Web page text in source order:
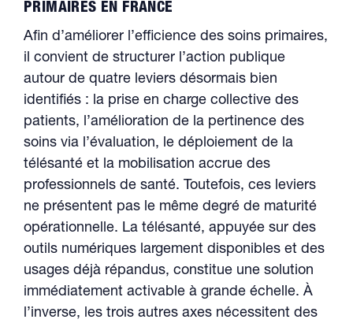
PRIMAIRES EN FRANCE
Afin d’améliorer l’efficience des soins primaires,
il convient de structurer l’action publique
autour de quatre leviers désormais bien
identifiés : la prise en charge collective des
patients, l’amélioration de la pertinence des
soins via l’évaluation, le déploiement de la
télésanté et la mobilisation accrue des
professionnels de santé. Toutefois, ces leviers
ne présentent pas le même degré de maturité
opérationnelle. La télésanté, appuyée sur des
outils numériques largement disponibles et des
usages déjà répandus, constitue une solution
immédiatement activable à grande échelle. À
l’inverse, les trois autres axes nécessitent des